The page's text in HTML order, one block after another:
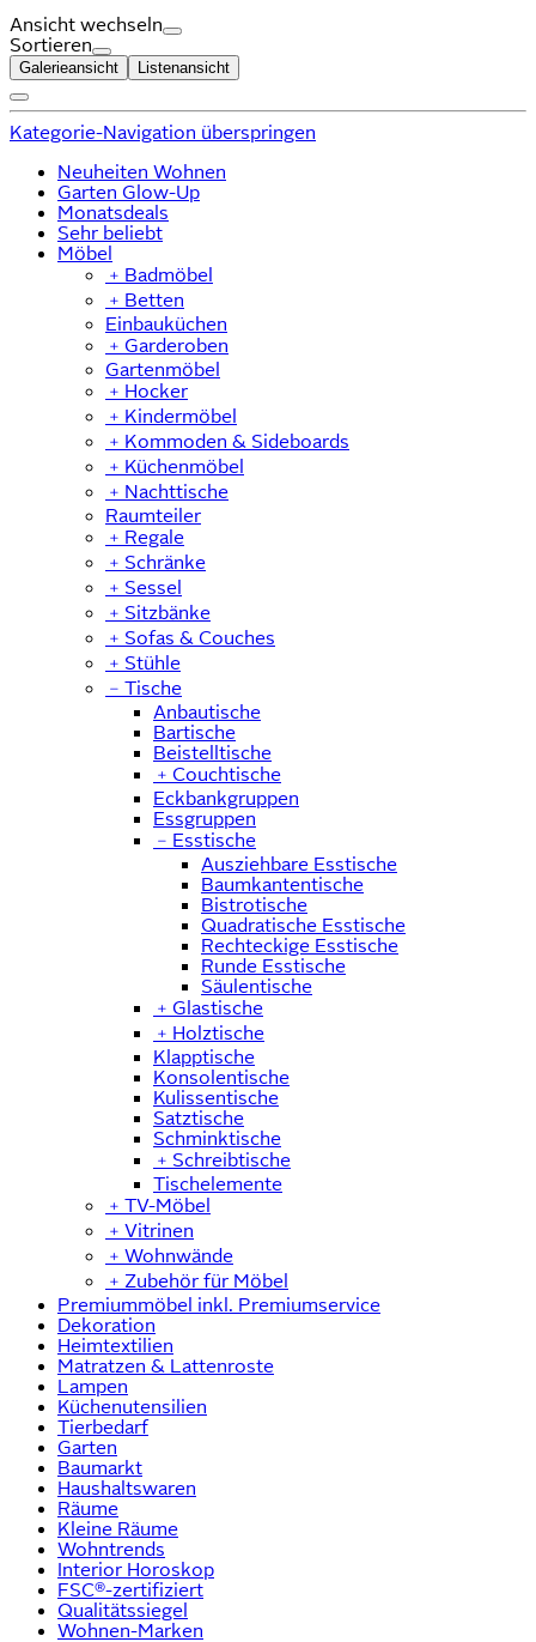
Ansicht wechseln
Sortieren
Galerieansicht Listenansicht
Kategorie-Navigation überspringen
Neuheiten Wohnen
Garten Glow-Up
Monatsdeals
Sehr beliebt
Möbel
﹢ Badmöbel
﹢ Betten
Einbauküchen
﹢ Garderoben
Gartenmöbel
﹢ Hocker
﹢ Kindermöbel
﹢ Kommoden & Sideboards
﹢ Küchenmöbel
﹢ Nachttische
Raumteiler
﹢ Regale
﹢ Schränke
﹢ Sessel
﹢ Sitzbänke
﹢ Sofas & Couches
﹢ Stühle
﹣ Tische
Anbautische
Bartische
Beistelltische
﹢ Couchtische
Eckbankgruppen
Essgruppen
﹣ Esstische
Ausziehbare Esstische
Baumkantentische
Bistrotische
Quadratische Esstische
Rechteckige Esstische
Runde Esstische
Säulentische
﹢ Glastische
﹢ Holztische
Klapptische
Konsolentische
Kulissentische
Satztische
Schminktische
﹢ Schreibtische
Tischelemente
﹢ TV-Möbel
﹢ Vitrinen
﹢ Wohnwände
﹢ Zubehör für Möbel
Premiummöbel inkl. Premiumservice
Dekoration
Heimtextilien
Matratzen & Lattenroste
Lampen
Küchenutensilien
Tierbedarf
Garten
Baumarkt
Haushaltswaren
Räume
Kleine Räume
Wohntrends
Interior Horoskop
FSC®-zertifiziert
Qualitätssiegel
Wohnen-Marken